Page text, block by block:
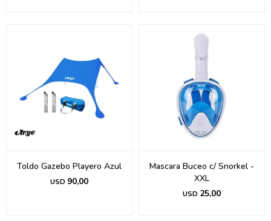
Toldo Gazebo Playero Azul
USD 90,00
Mascara Buceo c/ Snorkel -
XXL
USD 25,00